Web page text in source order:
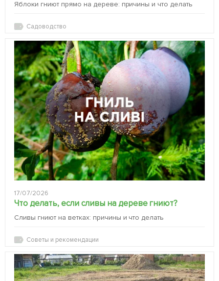
Яблоки гниют прямо на дереве: причины и что делать
Садоводство
17/07/2026
Что делать, если сливы на дереве гниют?
Сливы гниют на ветках: причины и что делать
Советы и рекомендации